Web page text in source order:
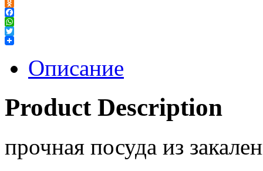
VK
Odnoklassniki
Facebook
WhatsApp
Twitter
Описание
Product Description
прочная посуда из